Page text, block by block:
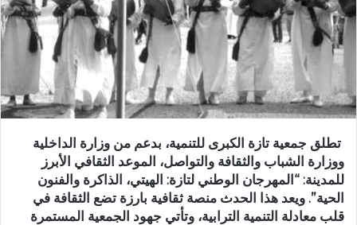
د
ل
ك
ت
و
ن
ي
تطلق جمعية تازة الكبرى للتنمية، بدعم من وزارة الداخلية
ووزارة الشباب والثقافة والتواصل، الموعد الثقافي الأبرز
للمدينة: “المهرجان الوطني لتازة: الهيتي، الذاكرة والفنون
الحية”. ويعد هذا الحدث منصة ثقافية بارزة تضع الثقافة في
قلب معادلة التنمية الترابية، وتأتي جهود الجمعية المستمرة